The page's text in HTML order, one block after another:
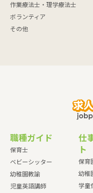
作業療法士・理学療法士
ボランティア
その他
職種ガイド
保育士
ベビーシッター
幼稚園教諭
児童英語講師
仕
ト
保育
幼稚
学童